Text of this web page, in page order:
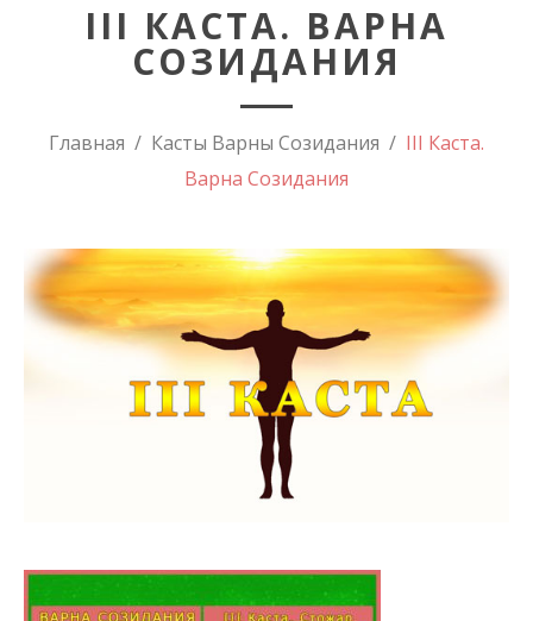
III КАСТА. ВАРНА
СОЗИДАНИЯ
Главная Касты Варны Созидания
III Каста.
Варна Созидания